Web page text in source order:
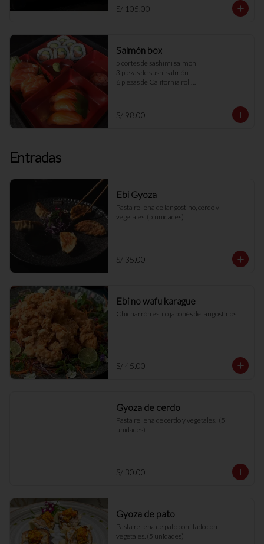
S/ 105.00
Salmón box
5 cortes de sashimi salmón
3 piezas de sushi salmón
6 piezas de California roll
S/ 98.00
Entradas
Ebi Gyoza
Pasta rellena de langostino, cerdo y
vegetales. (5 unidades)
S/ 35.00
Ebi no wafu karague
Chicharrón estilo japonés de langostinos
S/ 45.00
Gyoza de cerdo
Pasta rellena de cerdo y vegetales.  (5
unidades)
S/ 30.00
Gyoza de pato
Pasta rellena de pato confitado con
vegetales. (5 unidades)